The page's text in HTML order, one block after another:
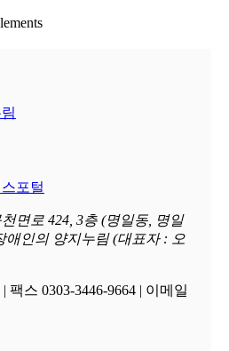
포털
면로 424, 3층 (명일동, 명일
애인의 양지누림 (대표자 : 오
팩스 0303-3446-9664 | 이메일